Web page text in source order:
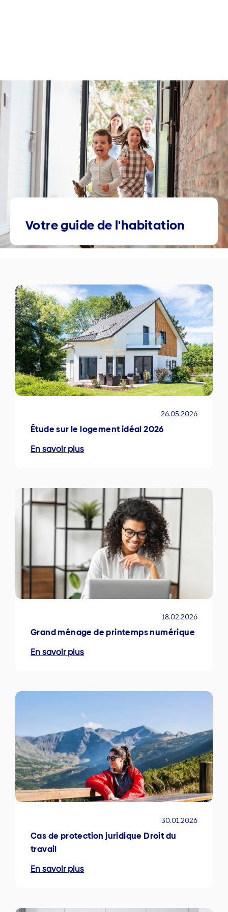
Votre guide de l'habitation
26.05.2026
Étude sur le logement idéal 2026
En savoir plus
18.02.2026
Grand ménage de printemps numérique
En savoir plus
30.01.2026
Cas de protection juridique Droit du
travail
En savoir plus